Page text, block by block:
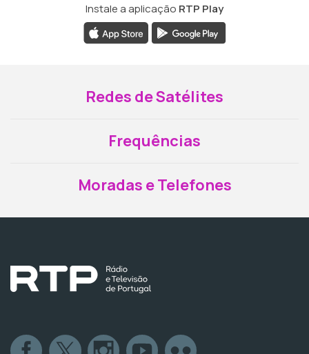
Instale a aplicação RTP Play
Redes de Satélites
Frequências
Moradas e Telefones